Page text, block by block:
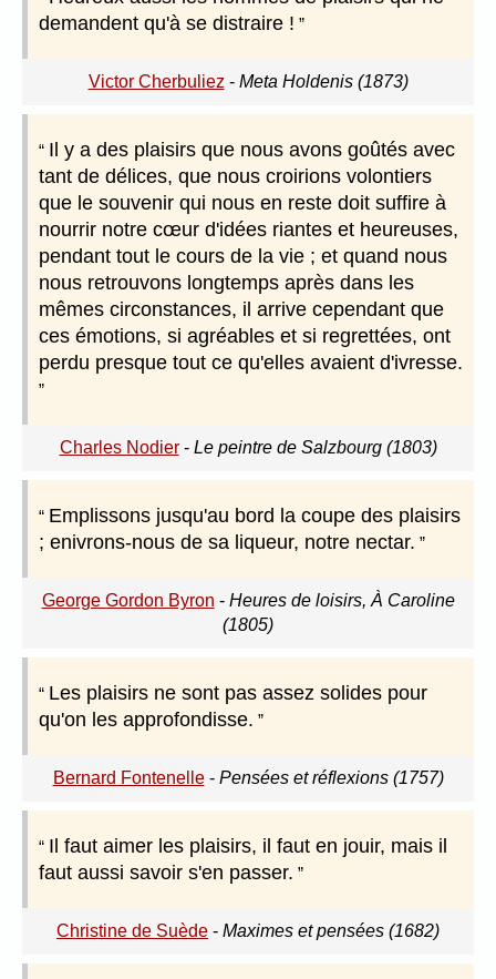
demandent qu'à se distraire !
Victor Cherbuliez - Meta Holdenis (1873)
Il y a des plaisirs que nous avons goûtés avec
tant de délices, que nous croirions volontiers
que le souvenir qui nous en reste doit suffire à
nourrir notre cœur d'idées riantes et heureuses,
pendant tout le cours de la vie ; et quand nous
nous retrouvons longtemps après dans les
mêmes circonstances, il arrive cependant que
ces émotions, si agréables et si regrettées, ont
perdu presque tout ce qu'elles avaient d'ivresse.
Charles Nodier- Le peintre de Salzbourg (1803)
Emplissons jusqu'au bord la coupe des plaisirs
; enivrons-nous de sa liqueur, notre nectar.
George Gordon Byron - Heures de loisirs, À Caroline
(1805)
Les plaisirs ne sont pas assez solides pour
qu'on les approfondisse.
Bernard Fontenelle- Pensées et réflexions (1757)
Il faut aimer les plaisirs, il faut en jouir, mais il
faut aussi savoir s'en passer.
Christine de Suède - Maximes et pensées (1682)